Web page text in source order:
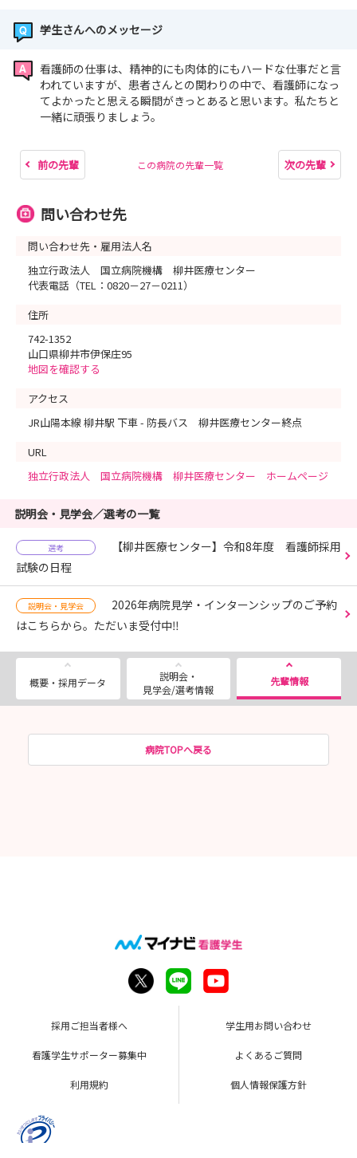
学生さんへのメッセージ
看護師の仕事は、精神的にも肉体的にもハードな仕事だと言
われていますが、患者さんとの関わりの中で、看護師になっ
てよかったと思える瞬間がきっとあると思います。私たちと
一緒に頑張りましょう。
前の先輩 この病院の先輩一覧 次の先輩
問い合わせ先
問い合わせ先・雇用法人名
独立行政法人 国立病院機構 柳井医療センター
代表電話（TEL：0820－27－0211）
住所
742-1352
山口県柳井市伊保庄95
地図を確認する
アクセス
JR山陽本線 柳井駅 下車 - 防長バス 柳井医療センター終点
URL
独立行政法人 国立病院機構 柳井医療センター ホームページ
説明会・見学会／選考の一覧
選考
【柳井医療センター】令和8年度 看護師採用
試験の日程
説明会・見学会
2026年病院見学・インターンシップのご予約
はこちらから。ただいま受付中‼
概要・採用データ
説明会・
見学会/選考情報
先輩情報
病院TOPへ戻る
採用ご担当者様へ 学生用お問い合わせ
看護学生サポーター募集中 よくあるご質問
利用規約 個人情報保護方針